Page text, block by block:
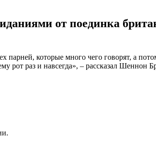
от поединка
которые много чего говорят, а
рот раз и навсегда», – рассказал Шеннон